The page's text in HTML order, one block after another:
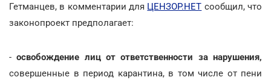
Гетманцев, в комментарии для ЦЕНЗОР.НЕТ сообщил, что
законопроект предполагает:
-освобождение лиц от ответственности за нарушения,
совершенные в период карантина, в том числе от пени